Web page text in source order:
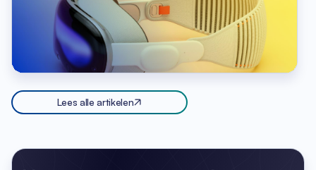
Lees alle artikelen